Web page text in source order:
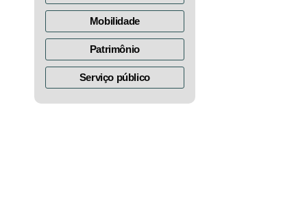
Mobilidade
Patrimônio
Serviço público